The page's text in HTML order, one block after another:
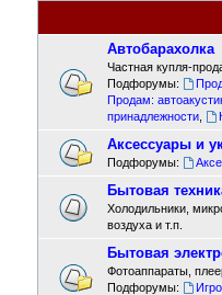
Автобарахолка
Частная купля-
Подфорумы:
Продам:
принадлежности,
Аксессуары и
Подфорумы:
Бытовая
Холодильники,
воздуха и т.п.
Бытовая
Фотоаппараты,
Подфорумы: